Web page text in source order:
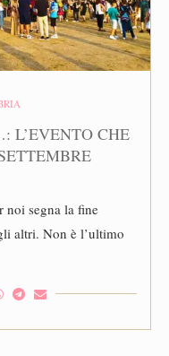
L’EVENTO CHE
noi segna la fine
altri. Non è l’ultimo